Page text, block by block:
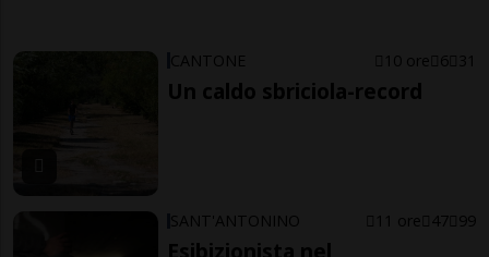
CANTONE 10 ore 6 31
Un caldo sbriciola-record
SANT'ANTONINO 11 ore 47 99